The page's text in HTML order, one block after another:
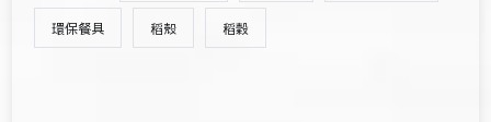
環保餐具 稻殼 稻穀